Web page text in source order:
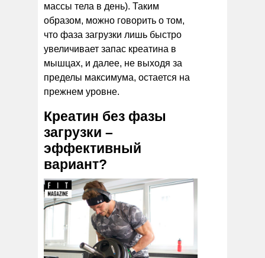
массы тела в день). Таким
образом, можно говорить о том,
что фаза загрузки лишь быстро
увеличивает запас креатина в
мышцах, и далее, не выходя за
пределы максимума, остается на
прежнем уровне.
Креатин без фазы
загрузки –
эффективный
вариант?